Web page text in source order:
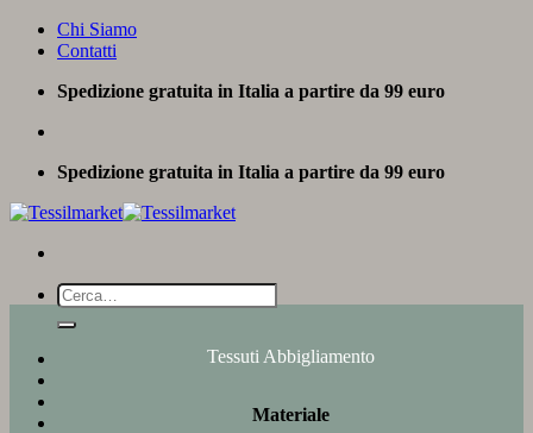
Salta
Chi Siamo
Contatti
Spedizione gratuita in Italia a partire da 99 euro
Spedizione gratuita in Italia a partire da 99 euro
Cerca:
Tessuti Abbigliamento
Materiale